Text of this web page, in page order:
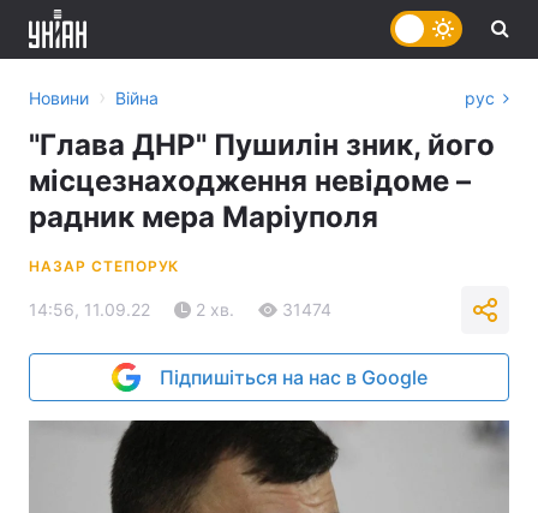
Новини › Війна рус
"Глава ДНР" Пушилін зник, його
місцезнаходження невідоме –
радник мера Маріуполя
НАЗАР СТЕПОРУК
14:56, 11.09.22 2 хв. 31474
Підпишіться на нас в Google